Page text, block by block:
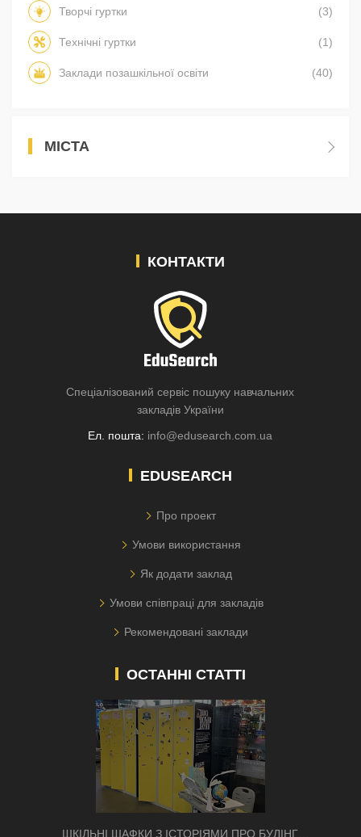
Творчі гуртки (3)
Технічні гуртки (1)
Заклади позашкільної освіти (40)
МІСТА
КОНТАКТИ
Спеціалізований сервіс пошуку навчальних
закладів України
Ел. пошта: info@edusearch.com.ua
EDUSEARCH
Про проект
Умови використання
Як додати заклад
Умови співпраці для закладів
Рекомендовані заклади
ОСТАННІ СТАТТІ
ШКІЛЬНІ ШАФКИ З ІСТОРІЯМИ ПРО БУЛІНГ